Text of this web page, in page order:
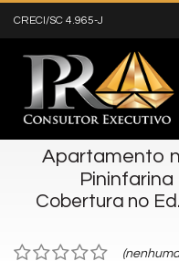
CRECI/SC 4.965-J
Apartamento
Pininfarina
Cobertura no